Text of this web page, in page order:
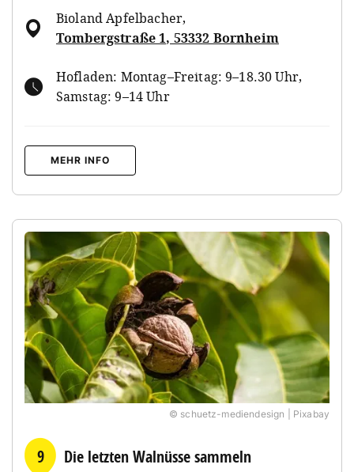
Bioland Apfelbacher,
Tombergstraße 1, 53332 Bornheim
Hofladen: Montag–Freitag: 9–18.30 Uhr,
Samstag: 9–14 Uhr
MEHR INFO
© schuetz-mediendesign | Pixabay
9 Die letzten Walnüsse sammeln